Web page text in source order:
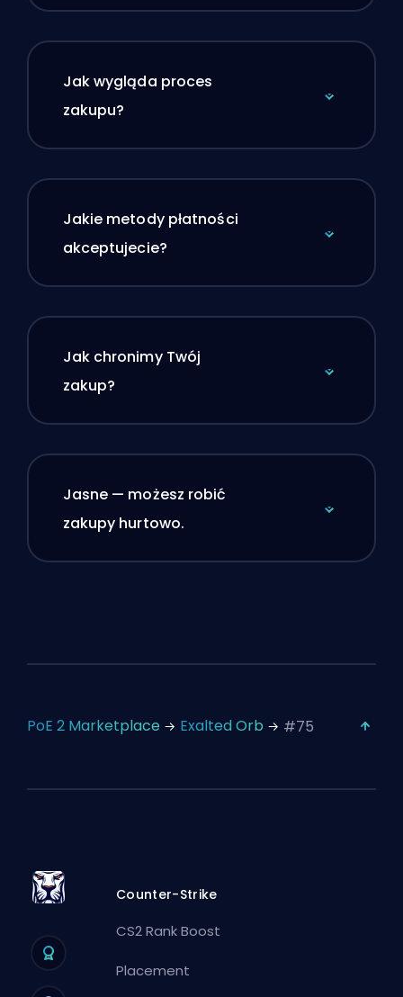
Jak wygląda proces
zakupu?
Jakie metody płatności
akceptujecie?
Jak chronimy Twój
zakup?
Jasne — możesz robić
zakupy hurtowo.
PoE 2 Marketplace Exalted Orb #75
Counter-Strike
CS2 Rank Boost
Placement